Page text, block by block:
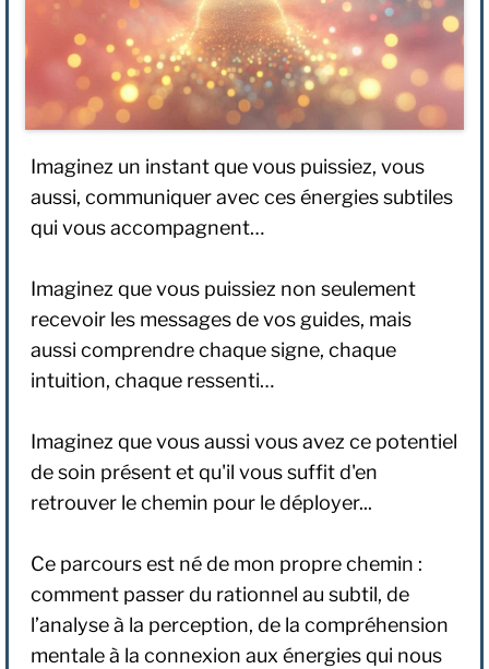
Imaginez un instant que vous puissiez, vous
aussi, communiquer avec ces énergies subtiles
qui vous accompagnent…
Imaginez que vous puissiez non seulement
recevoir les messages de vos guides, mais
aussi comprendre chaque signe, chaque
intuition, chaque ressenti…
Imaginez que vous aussi vous avez ce potentiel
de soin présent et qu'il vous suffit d'en
retrouver le chemin pour le déployer...
Ce parcours est né de mon propre chemin :
comment passer du rationnel au subtil, de
l’analyse à la perception, de la compréhension
mentale à la connexion aux énergies qui nous